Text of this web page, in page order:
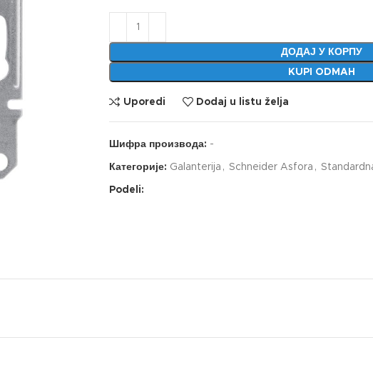
ДОДАЈ У КОРПУ
KUPI ODMAH
Uporedi Dodaj u listu želja
Шифра производа: -
Категорије: Galanterija , Schneider Asfora ,
Podeli: